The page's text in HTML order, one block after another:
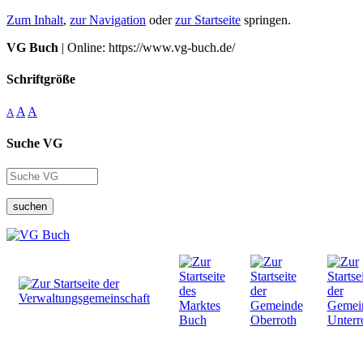
Zum Inhalt, zur Navigation oderzur Startseite springen.
VG Buch | Online: https://www.vg-buch.de/
Schriftgröße
A A A
Suche VG
suchen